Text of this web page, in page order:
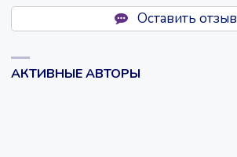
Оставить отзыв
АКТИВНЫЕ АВТОРЫ